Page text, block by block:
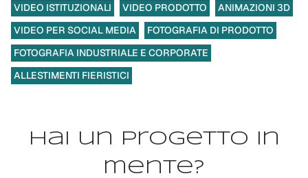
VIDEO ISTITUZIONALI
VIDEO PRODOTTO
ANIMAZIONI 3D
VIDEO PER SOCIAL MEDIA
FOTOGRAFIA DI PRODOTTO
FOTOGRAFIA INDUSTRIALE E CORPORATE
ALLESTIMENTI FIERISTICI
Hai un progetto in
mente?